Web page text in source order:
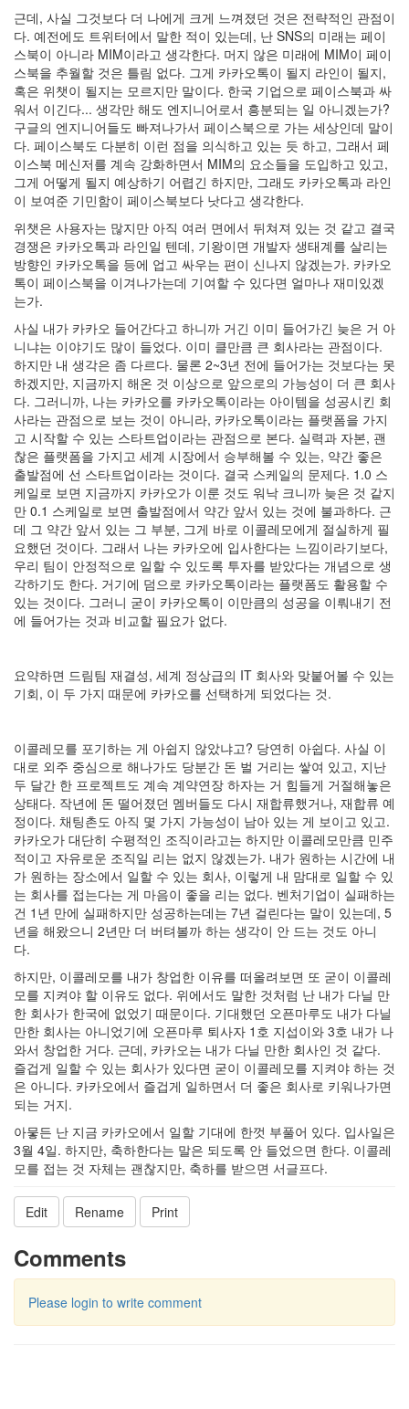
근데, 사실 그것보다 더 나에게 크게 느껴졌던 것은 전략적인 관점이
다. 예전에도 트위터에서 말한 적이 있는데, 난 SNS의 미래는 페이
스북이 아니라 MIM이라고 생각한다. 머지 않은 미래에 MIM이 페이
스북을 추월할 것은 틀림 없다. 그게 카카오톡이 될지 라인이 될지,
혹은 위챗이 될지는 모르지만 말이다. 한국 기업으로 페이스북과 싸
워서 이긴다... 생각만 해도 엔지니어로서 흥분되는 일 아니겠는가?
구글의 엔지니어들도 빠져나가서 페이스북으로 가는 세상인데 말이
다. 페이스북도 다분히 이런 점을 의식하고 있는 듯 하고, 그래서 페
이스북 메신저를 계속 강화하면서 MIM의 요소들을 도입하고 있고,
그게 어떻게 될지 예상하기 어렵긴 하지만, 그래도 카카오톡과 라인
이 보여준 기민함이 페이스북보다 낫다고 생각한다.
위챗은 사용자는 많지만 아직 여러 면에서 뒤쳐져 있는 것 같고 결국
경쟁은 카카오톡과 라인일 텐데, 기왕이면 개발자 생태계를 살리는
방향인 카카오톡을 등에 업고 싸우는 편이 신나지 않겠는가. 카카오
톡이 페이스북을 이겨나가는데 기여할 수 있다면 얼마나 재미있겠
는가.
사실 내가 카카오 들어간다고 하니까 거긴 이미 들어가긴 늦은 거 아
니냐는 이야기도 많이 들었다. 이미 클만큼 큰 회사라는 관점이다.
하지만 내 생각은 좀 다르다. 물론 2~3년 전에 들어가는 것보다는 못
하겠지만, 지금까지 해온 것 이상으로 앞으로의 가능성이 더 큰 회사
다. 그러니까, 나는 카카오를 카카오톡이라는 아이템을 성공시킨 회
사라는 관점으로 보는 것이 아니라, 카카오톡이라는 플랫폼을 가지
고 시작할 수 있는 스타트업이라는 관점으로 본다. 실력과 자본, 괜
찮은 플랫폼을 가지고 세계 시장에서 승부해볼 수 있는, 약간 좋은
출발점에 선 스타트업이라는 것이다. 결국 스케일의 문제다. 1.0 스
케일로 보면 지금까지 카카오가 이룬 것도 워낙 크니까 늦은 것 같지
만 0.1 스케일로 보면 출발점에서 약간 앞서 있는 것에 불과하다. 근
데 그 약간 앞서 있는 그 부분, 그게 바로 이콜레모에게 절실하게 필
요했던 것이다. 그래서 나는 카카오에 입사한다는 느낌이라기보다,
우리 팀이 안정적으로 일할 수 있도록 투자를 받았다는 개념으로 생
각하기도 한다. 거기에 덤으로 카카오톡이라는 플랫폼도 활용할 수
있는 것이다. 그러니 굳이 카카오톡이 이만큼의 성공을 이뤄내기 전
에 들어가는 것과 비교할 필요가 없다.
요약하면 드림팀 재결성, 세계 정상급의 IT 회사와 맞붙어볼 수 있는
기회, 이 두 가지 때문에 카카오를 선택하게 되었다는 것.
이콜레모를 포기하는 게 아쉽지 않았냐고? 당연히 아쉽다. 사실 이
대로 외주 중심으로 해나가도 당분간 돈 벌 거리는 쌓여 있고, 지난
두 달간 한 프로젝트도 계속 계약연장 하자는 거 힘들게 거절해놓은
상태다. 작년에 돈 떨어졌던 멤버들도 다시 재합류했거나, 재합류 예
정이다. 채팅촌도 아직 몇 가지 가능성이 남아 있는 게 보이고 있고.
카카오가 대단히 수평적인 조직이라고는 하지만 이콜레모만큼 민주
적이고 자유로운 조직일 리는 없지 않겠는가. 내가 원하는 시간에 내
가 원하는 장소에서 일할 수 있는 회사, 이렇게 내 맘대로 일할 수 있
는 회사를 접는다는 게 마음이 좋을 리는 없다. 벤처기업이 실패하는
건 1년 만에 실패하지만 성공하는데는 7년 걸린다는 말이 있는데, 5
년을 해왔으니 2년만 더 버텨볼까 하는 생각이 안 드는 것도 아니
다.
하지만, 이콜레모를 내가 창업한 이유를 떠올려보면 또 굳이 이콜레
모를 지켜야 할 이유도 없다. 위에서도 말한 것처럼 난 내가 다닐 만
한 회사가 한국에 없었기 때문이다. 기대했던 오픈마루도 내가 다닐
만한 회사는 아니었기에 오픈마루 퇴사자 1호 지섭이와 3호 내가 나
와서 창업한 거다. 근데, 카카오는 내가 다닐 만한 회사인 것 같다.
즐겁게 일할 수 있는 회사가 있다면 굳이 이콜레모를 지켜야 하는 것
은 아니다. 카카오에서 즐겁게 일하면서 더 좋은 회사로 키워나가면
되는 거지.
아뭏든 난 지금 카카오에서 일할 기대에 한껏 부풀어 있다. 입사일은
3월 4일. 하지만, 축하한다는 말은 되도록 안 들었으면 한다. 이콜레
모를 접는 것 자체는 괜찮지만, 축하를 받으면 서글프다.
Edit Rename Print
Comments
Please login to write comment